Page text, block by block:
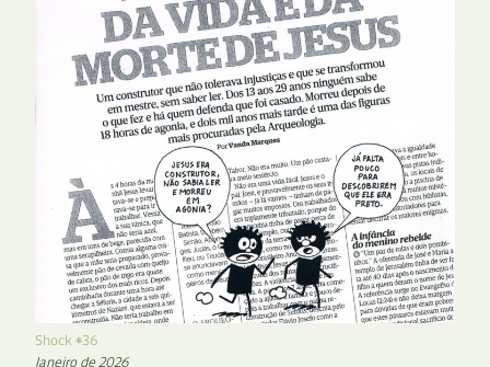
Shock #36
Janeiro de 2026